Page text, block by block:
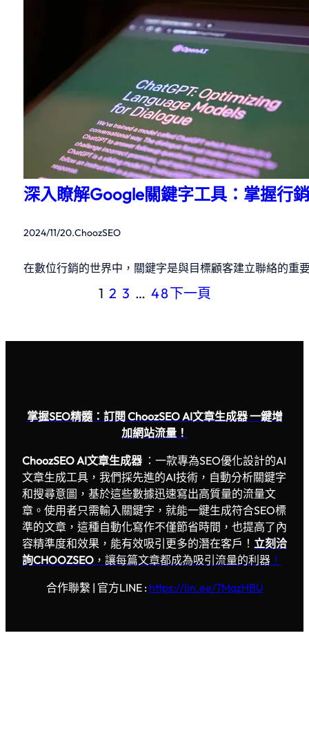
深入瞭解Google關鍵字工具：掌握行
2024/11/20.ChoozSEO
在數位行銷的世界中，關鍵字是與目標顧客建立聯絡的
1 2 3 … 48下一頁
掌握SEO精髓：訂閱 ChoozSEO AI文章生成器 一鍵增
加網站流量！
ChoozSEO AI文章生成器 ：一款專為SEO優化設計的AI
文章生成工具，我們採先進的AI技術，自動分析關鍵字
和搜尋意圖，基於這些數據迅速寫出高質量的流量文
章。使用者只需輸入關鍵字，就能一鍵生成符合SEO標
準的文章，這種自動化寫作不僅節省時間，也提高了內
容精準度和效果，能有效吸引更多的潛在客戶！ 立刻洽
詢CHOOZSEO ，讓每篇文章都成為吸引流量的利器 ！
合作聯繫 | 官方LINE : https://lin.ee/7MqzHBU